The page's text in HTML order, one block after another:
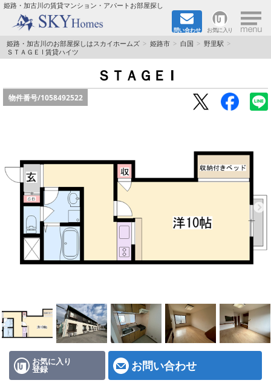
姫路・加古川の賃貸マンション・アパートお部屋探し
問い合わせ お気に入り ×
TOPページ
☆新築物件☆
☆ペット飼育可能物件☆
☆ネット無料☆
路線·駅から探す
地域から探す
スタッフ紹介
店舗情報·アクセス
会社概要
姫路・加古川のお部屋探しはスカイホームズ 姫路市 白国
野里駅
ＳＴＡＧＥ I 賃貸ハイツ
ＳＴＡＧＥ I
物件番号/1058492522
お気に入り
登録 お問い合わせ